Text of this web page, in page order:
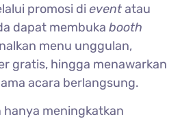
promosi di eventatau
dapat membukabooth
menu unggulan,
gratis, hingga menawarkan
acara berlangsung.
meningkatkan